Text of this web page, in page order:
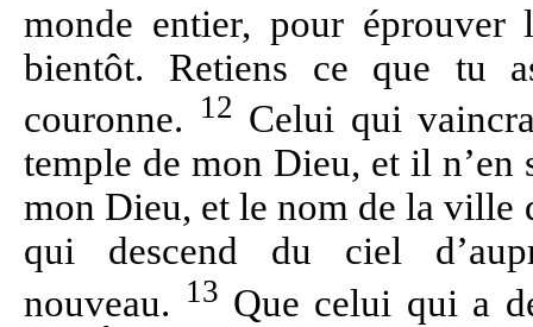
monde entier, pour
bientôt. Retiens ce que tu
couronne. 12 Celui qui
temple de mon Dieu, et il
mon Dieu, et le nom de la ville
qui descend du ciel
nouveau. 13 Que celui qui a